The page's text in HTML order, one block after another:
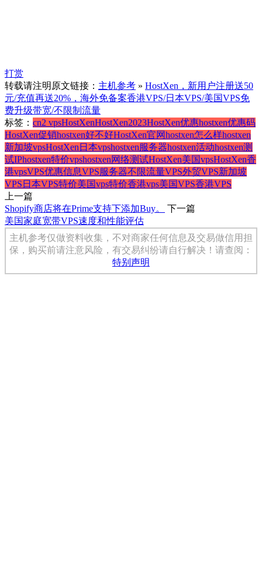
打赏
转载请注明原文链接： 主机参考 » HostXen，新用户注册送50
元/充值再送20%，海外免备案香港VPS/日本VPS/美国VPS免
费升级带宽/不限制流量
标签： cn2 vpsHostXenHostXen2023HostXen优惠hostxen优惠码
HostXen促销hostxen好不好HostXen官网hostxen怎么样hostxen
新加坡vpsHostXen日本vpshostxen服务器hostxen活动hostxen测
试IPhostxen特价vpshostxen网络测试HostXen美国vpsHostXen香
港vpsVPS优惠信息VPS服务器不限流量VPS外贸VPS新加坡
VPS 日本VPS特价美国vps特价香港vps美国VPS香港VPS
上一篇
Shopify商店将在Prime支持下添加Buy。
下一篇
美国家庭宽带VPS速度和性能评估
主机参考仅做资料收集，不对商家任何信息及交易做信用担
保，购买前请注意风险，有交易纠纷请自行解决！请查阅：
特别声明